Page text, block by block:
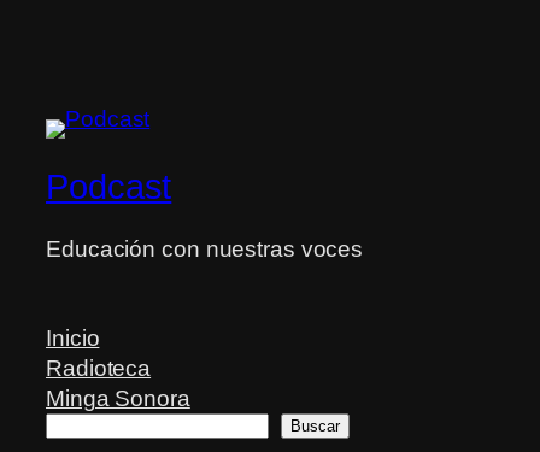
Podcast
Educación con nuestras voces
Inicio
Radioteca
Minga Sonora
Buscar